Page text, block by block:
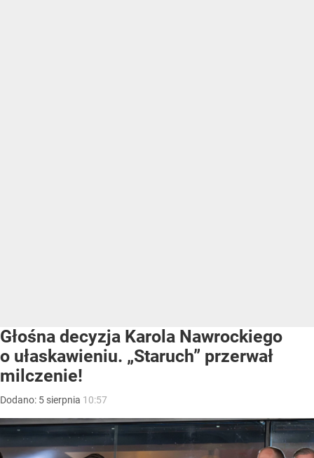
Głośna decyzja Karola Nawrockiego
o ułaskawieniu. „Staruch” przerwał
milczenie!
Dodano: 5 sierpnia 10:57